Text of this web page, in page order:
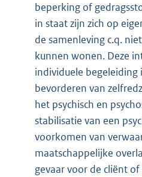
beperking of
in staat zijn zich op
de samenleving c.q.
kunnen wonen. Deze
individuele begeleiding
bevorderen van
het psychisch en
stabilisatie van een
voorkomen van
maatschappelijke
gevaar voor de cliënt